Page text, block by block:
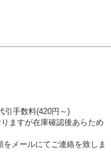
引手数料(420円～)
ますが在庫確認後あらため
メールにてご連絡を致しま